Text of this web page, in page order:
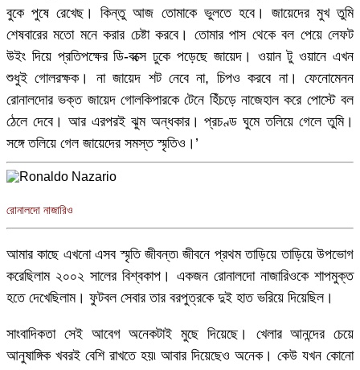
বুকে পুষে রেখেছ। কিন্তু আজ তোমাকে ভুলতে হবে। জায়েদের মুখ তুমি
শেষবারের মতো মনে করার চেষ্টা করবে। তোমার পাস থেকে বল পেয়ে লেফট
উইং দিয়ে প্রতিপক্ষের ডি-বক্সে ঢুকে পড়েছে জায়েদ। ওয়ান টু ওয়ানে এখন
শুধুই গোলরক্ষক। না জায়েদ শট নেবে না, চিপও করবে না। ফেনোমেনন
রোনালদোর ভক্ত জায়েদ গোলকিপারকে টেনে হিঁচড়ে নাজেহাল করে পোস্টে বল
ঠেলে দেবে। আর এরপরই ঝুম অন্ধকার। প্রচণ্ড ঘুমে তলিয়ে গেলে তুমি।
সঙ্গে তলিয়ে গেল জায়েদের সমস্ত স্মৃতিও।’
রোনালদো নাজারিও
আমার কাছে এখনো এসব স্মৃতি জীবন্ত৷ জীবনে প্রথম তাড়িয়ে তাড়িয়ে উপভোগ
করেছিলাম ২০০২ সালের বিশ্বকাপ। একজন রোনালদো নাজারিওকে শাপমুক্ত
হতে দেখেছিলাম। ফুটবল সেবার তার বরপুত্রকে দুই হাত ভরিয়ে দিয়েছিল।
সাংবাদিকতা সেই আবেগ অনেকটাই মুছে দিয়েছে। খেলার আনন্দের চেয়ে
আনুষাঙ্গিক খবরই বেশি রাখতে হয়৷ আবার দিয়েছেও অনেক। কেউ যখন কোনো